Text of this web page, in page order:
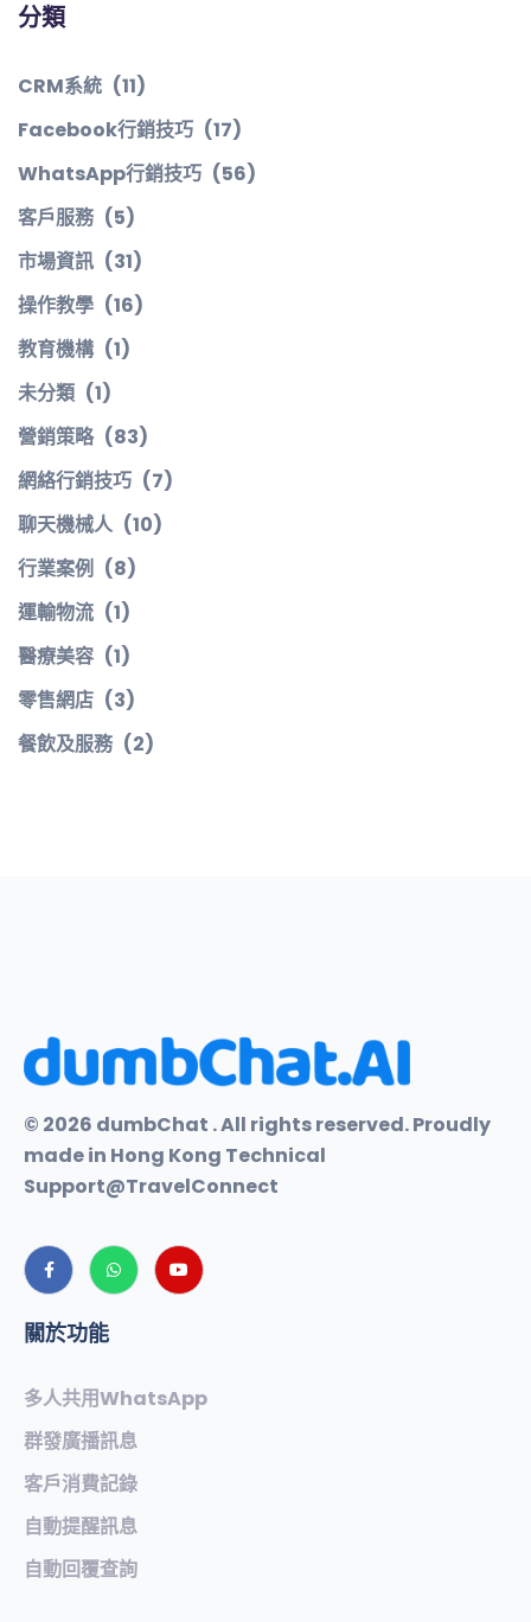
分類
CRM系統 (11)
Facebook行銷技巧 (17)
WhatsApp行銷技巧 (56)
客戶服務 (5)
市場資訊 (31)
操作教學 (16)
教育機構 (1)
未分類 (1)
營銷策略 (83)
網絡行銷技巧 (7)
聊天機械人 (10)
行業案例 (8)
運輸物流 (1)
醫療美容 (1)
零售網店 (3)
餐飲及服務 (2)
© 2026 dumbChat . All rights reserved. Proudly
made in Hong Kong Technical
Support@TravelConnect
關於功能
多人共用WhatsApp
群發廣播訊息
客戶消費記錄
自動提醒訊息
自動回覆查詢